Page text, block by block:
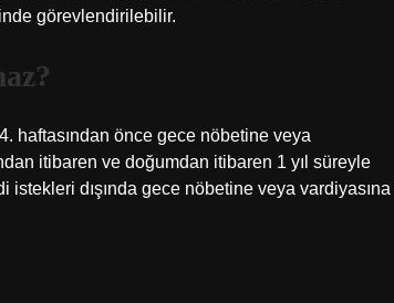
görevlendirilebilir.
haftasından önce gece nöbetine veya
itibaren ve doğumdan itibaren 1 yıl süreyle
dışında gece nöbetine veya vardiyasına